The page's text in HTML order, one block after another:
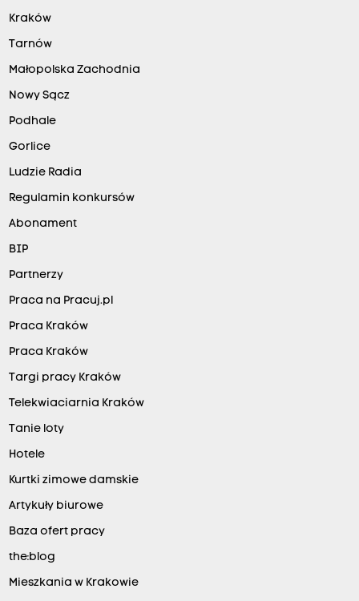
Kraków
Tarnów
Małopolska Zachodnia
Nowy Sącz
Podhale
Gorlice
Ludzie Radia
Regulamin konkursów
Abonament
BIP
Partnerzy
Praca na Pracuj.pl
Praca Kraków
Praca Kraków
Targi pracy Kraków
Telekwiaciarnia Kraków
Tanie loty
Hotele
Kurtki zimowe damskie
Artykuły biurowe
Baza ofert pracy
the:blog
Mieszkania w Krakowie